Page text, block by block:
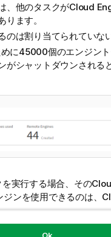
、他のタスクがCloud
ます。
のは割り当てられていな
に45000個のエンジン
がシャットダウンされ
を実行する場合、その
ンを使用できるのは、
るタスクや同じタスク